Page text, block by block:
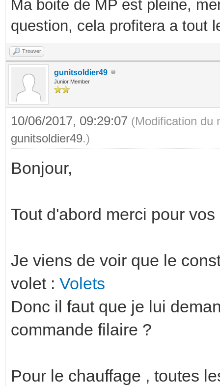
Ma boite de MP est pleine,
question, cela profitera a tout
Trouver
gunitsoldier49
Junior Member
10/06/2017, 09:29:07 (Modification du
gunitsoldier49.)
Bonjour,
Tout d'abord merci pour vos
Je viens de voir que le
volet : Volets
Donc il faut que je lui
commande filaire ?
Pour le chauffage , toutes